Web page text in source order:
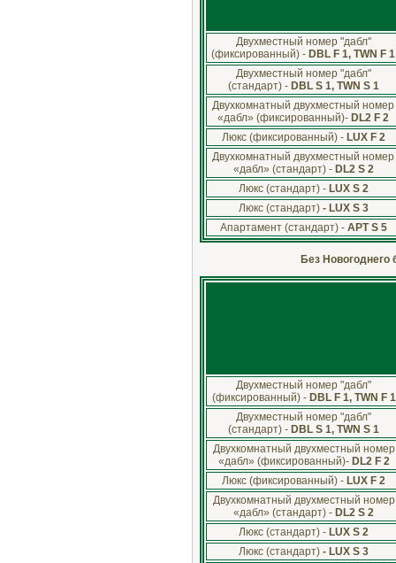
Двухместный номер "дабл"
(фиксированный) - DBL F 1, TWN F 1
Двухместный номер "дабл"
(стандарт) - DBL S 1, TWN S 1
Двухкомнатный двухместный номер
«дабл» (фиксированный)- DL2 F 2
Люкс (фиксированный) - LUX F 2
Двухкомнатный двухместный номер
«дабл» (стандарт) - DL2 S 2
Люкс (стандарт) - LUX S 2
Люкс (стандарт) - LUX S 3
Апартамент (стандарт) - APT S 5
Без Новогоднего
Двухместный номер "дабл"
(фиксированный) - DBL F 1, TWN F 1
Двухместный номер "дабл"
(стандарт) - DBL S 1, TWN S 1
Двухкомнатный двухместный номер
«дабл» (фиксированный)- DL2 F 2
Люкс (фиксированный) - LUX F 2
Двухкомнатный двухместный номер
«дабл» (стандарт) - DL2 S 2
Люкс (стандарт) - LUX S 2
Люкс (стандарт) - LUX S 3